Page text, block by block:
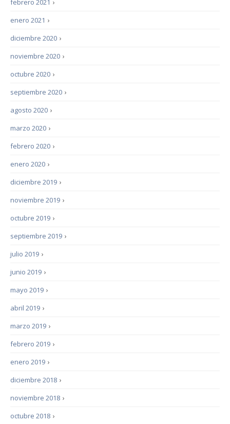
›
febrero 2021
›
enero 2021
›
diciembre 2020
›
noviembre 2020
›
octubre 2020
›
septiembre 2020
›
agosto 2020
›
marzo 2020
›
febrero 2020
›
enero 2020
›
diciembre 2019
›
noviembre 2019
›
octubre 2019
›
septiembre 2019
›
julio 2019
›
junio 2019
›
mayo 2019
›
abril 2019
›
marzo 2019
›
febrero 2019
›
enero 2019
›
diciembre 2018
›
noviembre 2018
›
octubre 2018